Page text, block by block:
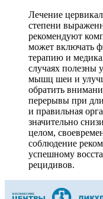
Лечение
степени
рекомендуют
может включать
терапию и
случаях полезны
мышц шеи и
обратить
перерывы при
и правильная
значительно
целом,
соблюдение
успешному
рецидивов.